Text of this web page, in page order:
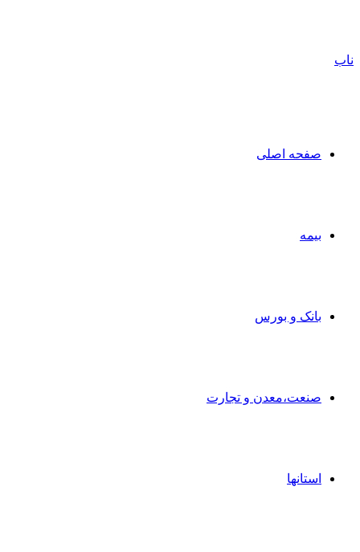
صفحه اصلی
بیمه
بانک و بورس
صنعت،معدن و تجارت
استانها